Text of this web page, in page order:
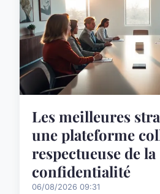
Les meilleures
une plateforme
respectueuse de la
confidentialité
06/08/2026 09:31